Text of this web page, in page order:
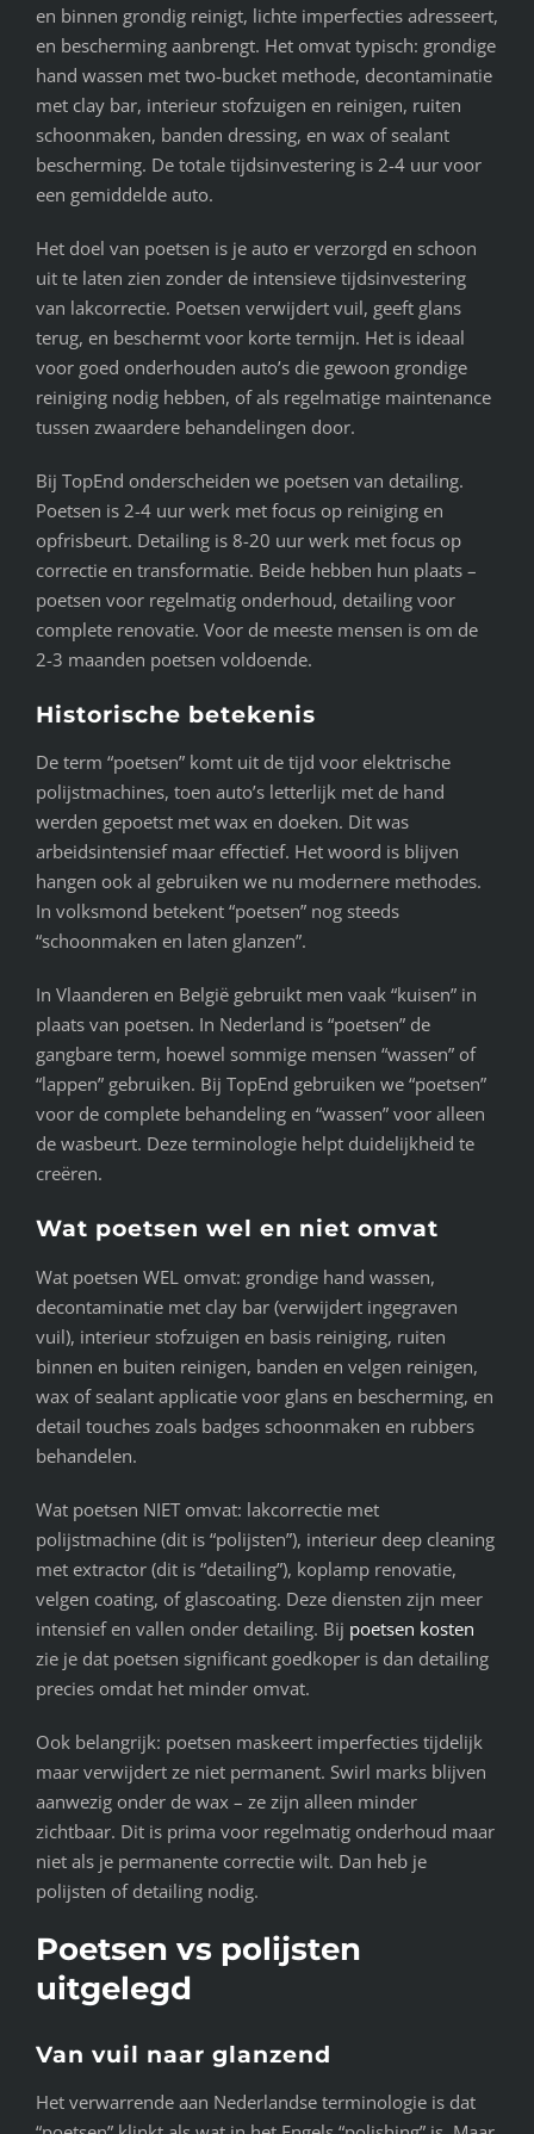
en binnen grondig reinigt, lichte imperfecties adresseert,
en bescherming aanbrengt. Het omvat typisch: grondige
hand wassen met two-bucket methode, decontaminatie
met clay bar, interieur stofzuigen en reinigen, ruiten
schoonmaken, banden dressing, en wax of sealant
bescherming. De totale tijdsinvestering is 2-4 uur voor
een gemiddelde auto.
Het doel van poetsen is je auto er verzorgd en schoon
uit te laten zien zonder de intensieve tijdsinvestering
van lakcorrectie. Poetsen verwijdert vuil, geeft glans
terug, en beschermt voor korte termijn. Het is ideaal
voor goed onderhouden auto’s die gewoon grondige
reiniging nodig hebben, of als regelmatige maintenance
tussen zwaardere behandelingen door.
Bij TopEnd onderscheiden we poetsen van detailing.
Poetsen is 2-4 uur werk met focus op reiniging en
opfrisbeurt. Detailing is 8-20 uur werk met focus op
correctie en transformatie. Beide hebben hun plaats –
poetsen voor regelmatig onderhoud, detailing voor
complete renovatie. Voor de meeste mensen is om de
2-3 maanden poetsen voldoende.
Historische betekenis
De term “poetsen” komt uit de tijd voor elektrische
polijstmachines, toen auto’s letterlijk met de hand
werden gepoetst met wax en doeken. Dit was
arbeidsintensief maar effectief. Het woord is blijven
hangen ook al gebruiken we nu modernere methodes.
In volksmond betekent “poetsen” nog steeds
“schoonmaken en laten glanzen”.
In Vlaanderen en België gebruikt men vaak “kuisen” in
plaats van poetsen. In Nederland is “poetsen” de
gangbare term, hoewel sommige mensen “wassen” of
“lappen” gebruiken. Bij TopEnd gebruiken we “poetsen”
voor de complete behandeling en “wassen” voor alleen
de wasbeurt. Deze terminologie helpt duidelijkheid te
creëren.
Wat poetsen wel en niet omvat
Wat poetsen WEL omvat: grondige hand wassen,
decontaminatie met clay bar (verwijdert ingegraven
vuil), interieur stofzuigen en basis reiniging, ruiten
binnen en buiten reinigen, banden en velgen reinigen,
wax of sealant applicatie voor glans en bescherming, en
detail touches zoals badges schoonmaken en rubbers
behandelen.
Wat poetsen NIET omvat: lakcorrectie met
polijstmachine (dit is “polijsten”), interieur deep cleaning
met extractor (dit is “detailing”), koplamp renovatie,
velgen coating, of glascoating. Deze diensten zijn meer
intensief en vallen onder detailing. Bij poetsen kosten
zie je dat poetsen significant goedkoper is dan detailing
precies omdat het minder omvat.
Ook belangrijk: poetsen maskeert imperfecties tijdelijk
maar verwijdert ze niet permanent. Swirl marks blijven
aanwezig onder de wax – ze zijn alleen minder
zichtbaar. Dit is prima voor regelmatig onderhoud maar
niet als je permanente correctie wilt. Dan heb je
polijsten of detailing nodig.
Poetsen vs polijsten
uitgelegd
Van vuil naar glanzend
Het verwarrende aan Nederlandse terminologie is dat